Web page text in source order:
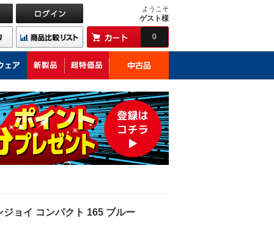
ようこそ
ゲスト様
0
ョイ コンパクト 165 ブルー